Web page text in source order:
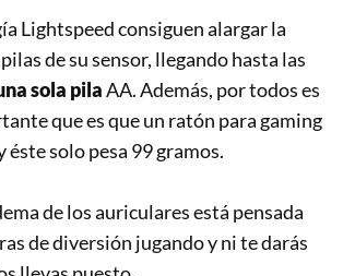
Lightspeed consiguen alargar la
de su sensor, llegando hasta las
sola pilaAA. Además, por todos es
que es que un ratón para gaming
éste solo pesa 99 gramos.
de los auriculares está pensada
de diversión jugando y ni te darás